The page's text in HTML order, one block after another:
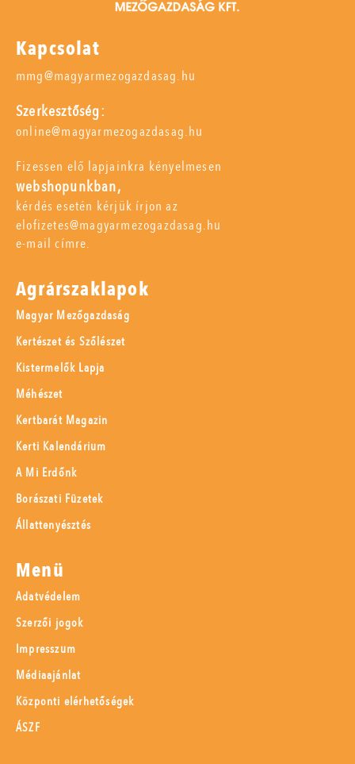
Kapcsolat
mmg@magyarmezogazdasag.hu
Szerkesztőség:
online@magyarmezogazdasag.hu
Fizessen elő lapjainkra kényelmesen
webshopunkban,
kérdés esetén kérjük írjon az
elofizetes@magyarmezogazdasag.hu
e-mail címre.
Agrárszaklapok
Magyar Mezőgazdaság
Kertészet és Szőlészet
Kistermelők Lapja
Méhészet
Kertbarát Magazin
Kerti Kalendárium
A Mi Erdőnk
Borászati Füzetek
Állattenyésztés
Menü
Adatvédelem
Szerzői jogok
Impresszum
Médiaajánlat
Központi elérhetőségek
ÁSZF